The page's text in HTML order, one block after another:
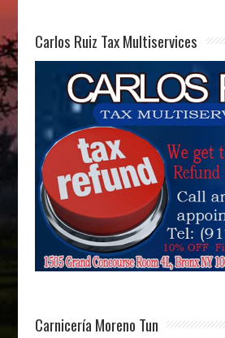
Carlos Ruiz Tax Multiservices
Carnicería Moreno Tun